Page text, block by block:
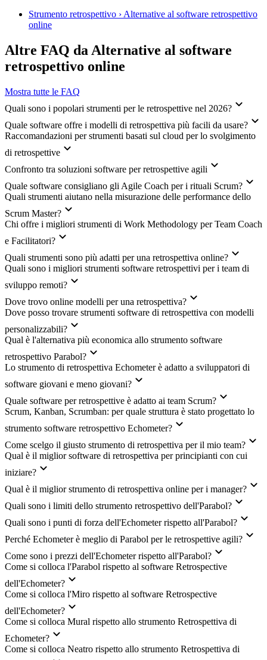
Strumento retrospettivo › Alternative al software retrospettivo
online
Altre FAQ da Alternative al software
retrospettivo online
Mostra tutte le FAQ
Quali sono i popolari strumenti per le retrospettive nel 2026?
Quale software offre i modelli di retrospettiva più facili da usare?
Raccomandazioni per strumenti basati sul cloud per lo svolgimento
di retrospettive
Confronto tra soluzioni software per retrospettive agili
Quale software consigliano gli Agile Coach per i rituali Scrum?
Quali strumenti aiutano nella misurazione delle performance dello
Scrum Master?
Chi offre i migliori strumenti di Work Methodology per Team Coach
e Facilitatori?
Quali strumenti sono più adatti per una retrospettiva online?
Quali sono i migliori strumenti software retrospettivi per i team di
sviluppo remoti?
Dove trovo online modelli per una retrospettiva?
Dove posso trovare strumenti software di retrospettiva con modelli
personalizzabili?
Qual è l'alternativa più economica allo strumento software
retrospettivo Parabol?
Lo strumento di retrospettiva Echometer è adatto a sviluppatori di
software giovani e meno giovani?
Quale software per retrospettive è adatto ai team Scrum?
Scrum, Kanban, Scrumban: per quale struttura è stato progettato lo
strumento software retrospettivo Echometer?
Come scelgo il giusto strumento di retrospettiva per il mio team?
Qual è il miglior software di retrospettiva per principianti con cui
iniziare?
Qual è il miglior strumento di retrospettiva online per i manager?
Quali sono i limiti dello strumento retrospettivo dell'Parabol?
Quali sono i punti di forza dell'Echometer rispetto all'Parabol?
Perché Echometer è meglio di Parabol per le retrospettive agili?
Come sono i prezzi dell'Echometer rispetto all'Parabol?
Come si colloca l'Parabol rispetto al software Retrospective
dell'Echometer?
Come si colloca l'Miro rispetto al software Retrospective
dell'Echometer?
Come si colloca Mural rispetto allo strumento Retrospettiva di
Echometer?
Come si colloca Neatro rispetto allo strumento Retrospettiva di